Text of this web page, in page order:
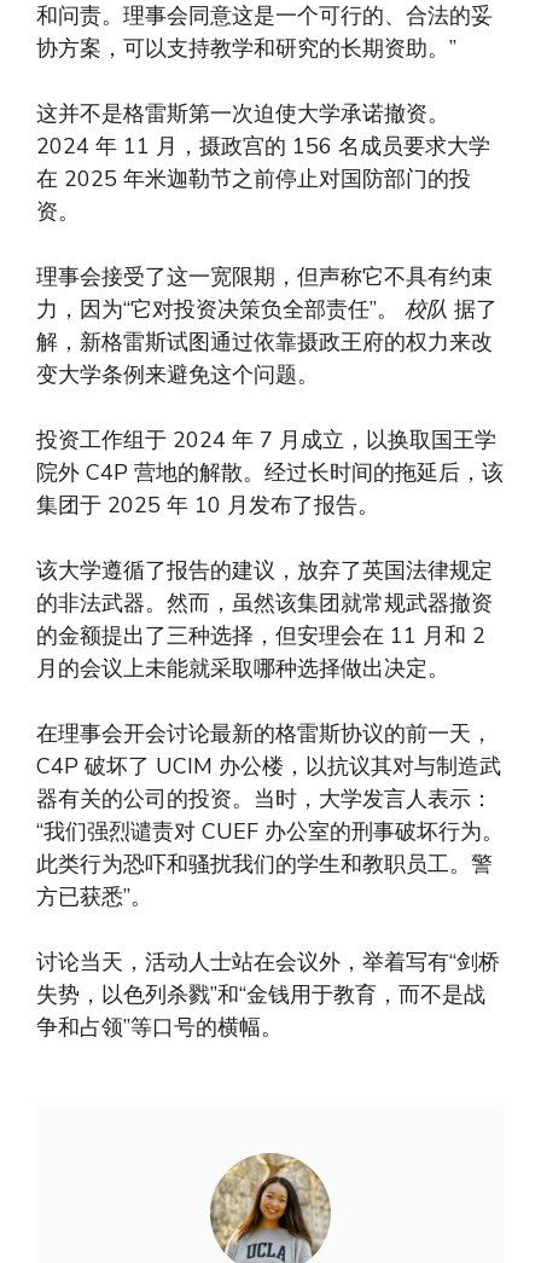
和问责。理事会同意这是一个可行的、合法的妥
协方案，可以支持教学和研究的长期资助。”
这并不是格雷斯第一次迫使大学承诺撤资。
2024 年 11 月，摄政宫的 156 名成员要求大学
在 2025 年米迦勒节之前停止对国防部门的投
资。
理事会接受了这一宽限期，但声称它不具有约束
力，因为“它对投资决策负全部责任”。 校队 据了
解，新格雷斯试图通过依靠摄政王府的权力来改
变大学条例来避免这个问题。
投资工作组于 2024 年 7 月成立，以换取国王学
院外 C4P 营地的解散。经过长时间的拖延后，该
集团于 2025 年 10 月发布了报告。
该大学遵循了报告的建议，放弃了英国法律规定
的非法武器。然而，虽然该集团就常规武器撤资
的金额提出了三种选择，但安理会在 11 月和 2
月的会议上未能就采取哪种选择做出决定。
在理事会开会讨论最新的格雷斯协议的前一天，
C4P 破坏了 UCIM 办公楼，以抗议其对与制造武
器有关的公司的投资。当时，大学发言人表示：
“我们强烈谴责对 CUEF 办公室的刑事破坏行为。
此类行为恐吓和骚扰我们的学生和教职员工。警
方已获悉”。
讨论当天，活动人士站在会议外，举着写有“剑桥
失势，以色列杀戮”和“金钱用于教育，而不是战
争和占领”等口号的横幅。